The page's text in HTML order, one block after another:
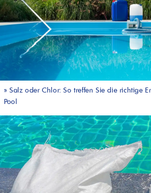
» Salz oder Chlor: So treffen Sie die richtige
Pool